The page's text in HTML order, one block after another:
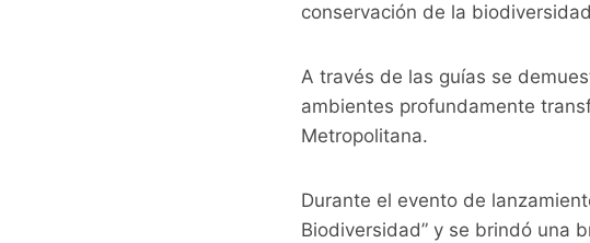
conservación de la
A través de las guías se
ambientes profundamente
Metropolitana.
Durante el evento de
Biodiversidad” y se brindó una